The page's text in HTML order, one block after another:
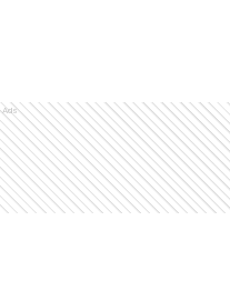
Ads